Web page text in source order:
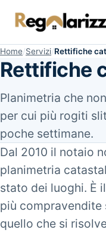
Home Servizi Rettifiche
Rettifiche
Planimetria che
per cui più rogiti
poche settimane.
Dal 2010 il notaio
planimetria
stato dei luoghi. È
più
quello che si